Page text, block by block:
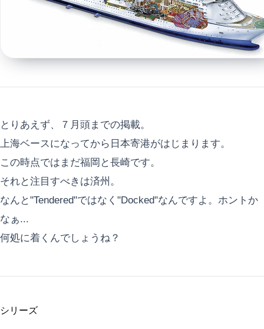
とりあえず、７月頭までの掲載。
上海ベースになってから日本寄港がはじまります。
この時点ではまだ福岡と長崎です。
それと注目すべきは済州。
なんと"Tendered"ではなく"Docked"なんですよ。ホントか
なぁ...
何処に着くんでしょうね？
シリーズ